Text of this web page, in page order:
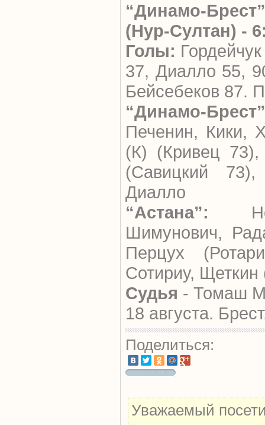
“Динамо-
(Нур-Султан) -
Голы:
37, Диалло 55,
Бейсебеков 87.
“Динамо-
Печенин, Кики,
(К) (Кривец 73),
(Савицкий
Диалло
“Астана”:
Шимунович,
Перцух
Сотириу, Щеткин
Судья - Томаш
18 августа.
Поделиться:
Уважаемый